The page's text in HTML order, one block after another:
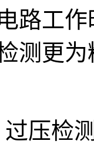
路工
测更
过压检